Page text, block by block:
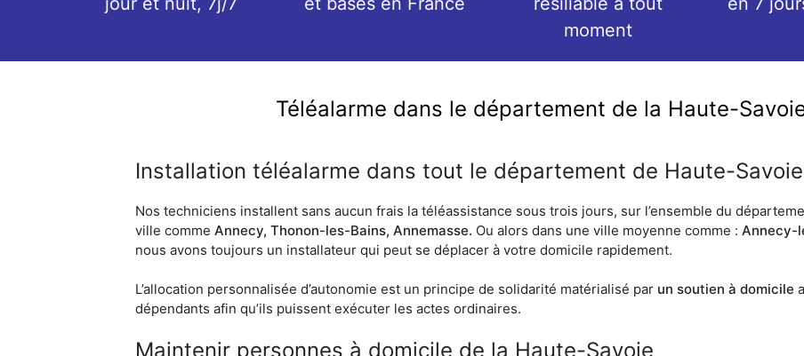
moment
Téléalarme dans le département de la Haute-
Installation téléalarme dans tout le département de Haute-Savoie
Nos techniciens installent sans aucun frais la téléassistance sous trois jours, sur l’ensemble du
ville comme Annecy, Thonon-les-Bains, Annemasse. Ou alors dans une ville moyenne comme : Annecy-
nous avons toujours un installateur qui peut se déplacer à votre domicile rapidement.
L’allocation personnalisée d’autonomie est un principe de solidarité matérialisé par un soutien à domicile
dépendants afin qu’ils puissent exécuter les actes ordinaires.
Maintenir personnes à domicile de la Haute-Savoie